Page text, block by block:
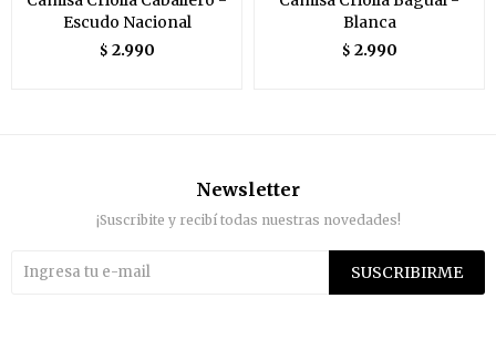
Escudo Nacional
$ 2.990
Blanca
$ 2.990
Newsletter
¡Suscribite y recibí todas nuestras novedades!
SUSCRIBIRME